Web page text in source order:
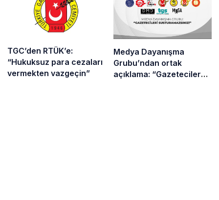
TGC’den RTÜK’e:
“Hukuksuz para cezaları
vermekten vazgeçin”
Medya Dayanışma
Grubu’ndan ortak
açıklama: “Gazetecilere